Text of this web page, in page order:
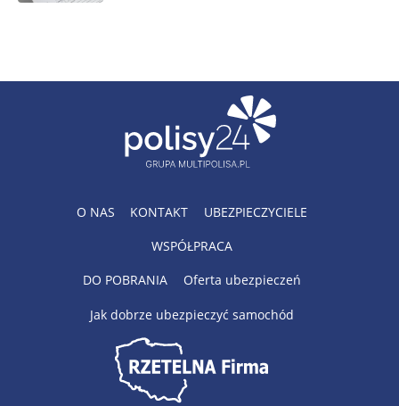
O NAS KONTAKT UBEZPIECZYCIELE
WSPÓŁPRACA
DO POBRANIA Oferta ubezpieczeń
Jak dobrze ubezpieczyć samochód